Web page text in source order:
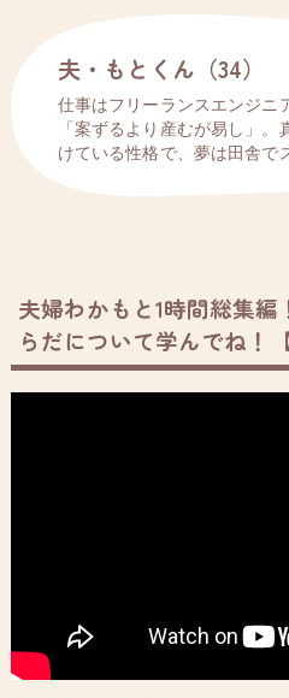
夫・もとくん（34）
仕事はフリーランスエンジニ
「案ずるより産むが易し」。
けている性格で、夢は田舎で
夫婦わかもと1時間総集
らだについて学んでね！